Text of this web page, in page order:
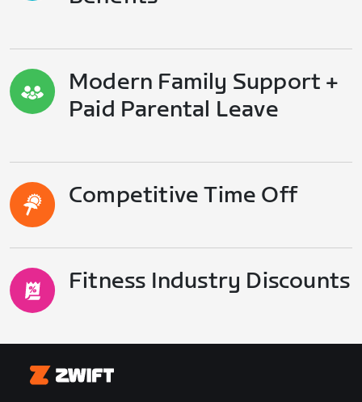
Modern Family Support +
Paid Parental Leave
Competitive Time Off
Fitness Industry Discounts
Zwift